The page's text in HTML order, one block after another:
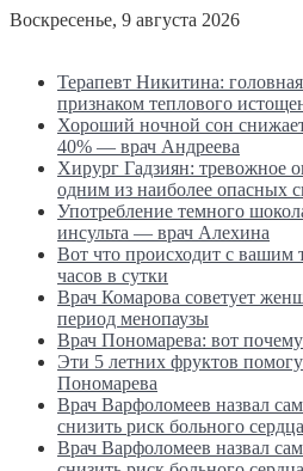
Воскресенье, 9 августа 2026
Терапевт Никитина:
признаком теплового
Хороший ночной сон
40% — врач Андреева
Хирург Гадзиян: тревожное
одним из наиболее опасных
Употребление темного
инсульта — врач Алехина
Вот что происходит с вашим
часов в сутки
Врач Комарова советует
период менопаузы
Врач Пономарева: вот почему
Эти 5 летних фруктов
Пономарева
Врач Варфоломеев назвал
снизить риск больного
Врач Варфоломеев назвал